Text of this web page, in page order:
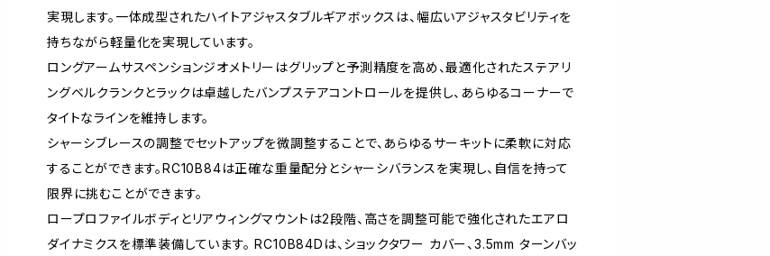
実現します。一体成型されたハイトアジャスタブルギアボックスは、幅広いアジャスタビリティを
持ちながら軽量化を実現しています。
ロングアームサスペンションジオメトリーはグリップと予測精度を高め、最適化されたステアリ
ングベルクランクとラックは卓越したバンプステアコントロールを提供し、あらゆるコーナーで
タイトなラインを維持します。
シャーシブレースの調整でセットアップを微調整することで、あらゆるサーキットに柔軟に対応
することができます。RC10B84は正確な重量配分とシャーシバランスを実現し、自信を持って
限界に挑むことができます。
ロープロファイルボディとリアウィングマウントは2段階、高さを調整可能で強化されたエアロ
ダイナミクスを標準装備しています。 RC10B84Dは、ショックタワー カバー、3.5mm ターンバッ